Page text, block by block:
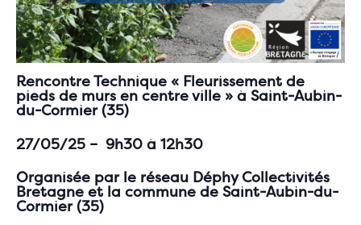
Rencontre Technique « Fleurissement de
pieds de murs en centre ville » à Saint-Aubin-
du-Cormier (35)
27/05/25 – 9h30 à 12h30
Organisée par le réseau Déphy Collectivités
Bretagne et la commune de Saint-Aubin-du-
Cormier (35)